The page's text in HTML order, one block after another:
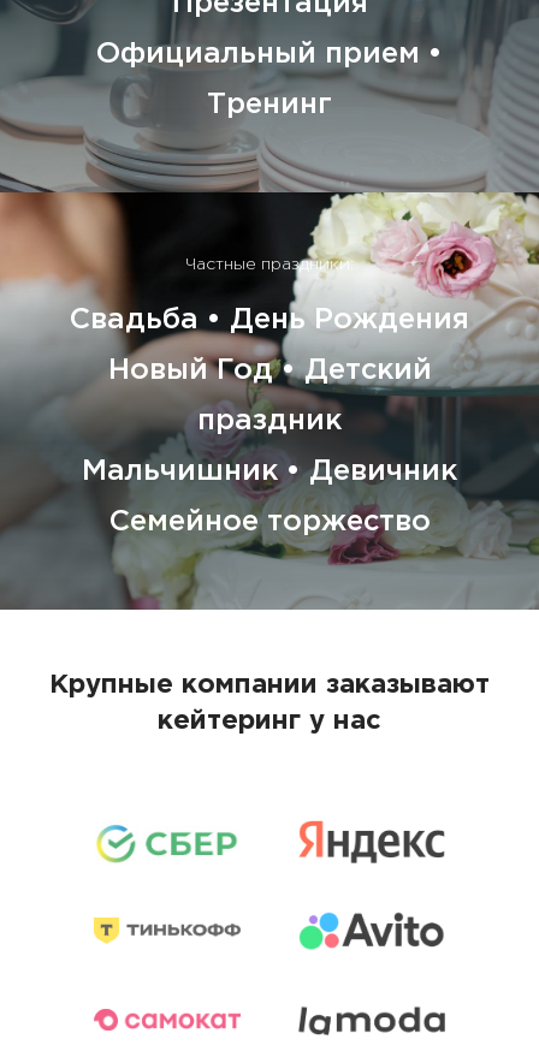
Официальный прием •
Тренинг
Частные праздники:
Свадьба • День Рождения
Новый Год • Детский
праздник
Мальчишник • Девичник
Семейное торжество
Крупные компании заказывают
кейтеринг у нас